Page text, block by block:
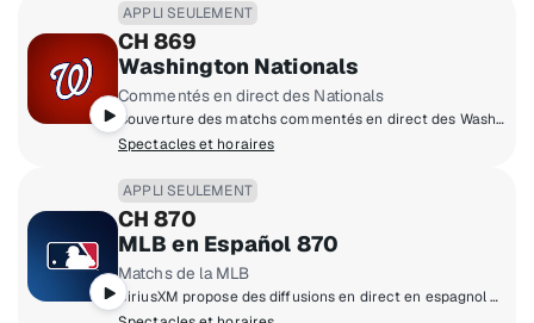
APPLI SEULEMENT
CH 869
Washington Nationals
Commentés en direct des Nationals
Couverture des matchs commentés en direct des Washington Nationals à domicile.
Spectacles et horaires
APPLI SEULEMENT
CH 870
MLB en Español 870
Matchs de la MLB
SiriusXM propose des diffusions en direct en espagnol de certains matchs de la MLB.